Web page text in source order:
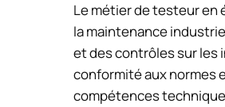
Le métier de testeur en
la maintenance
et des contrôles sur les
conformité aux normes
compétences